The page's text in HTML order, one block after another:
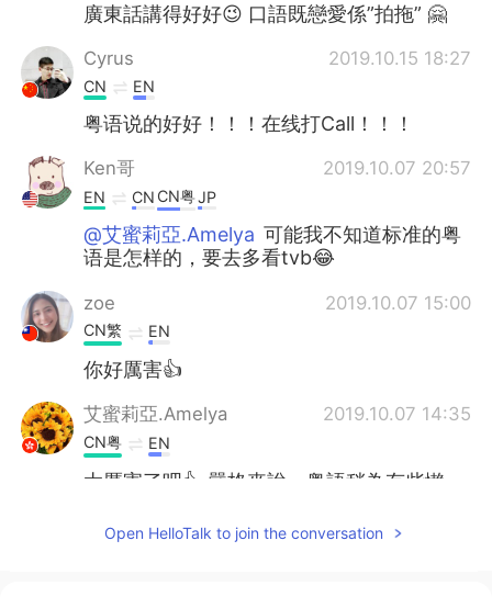
廣東話講得好好😉 口語既戀愛係”拍拖” 🤗
Cyrus 2019.10.15 18:27
CN EN
粤语说的好好！！！在线打Call！！！
Ken哥 2019.10.07 20:57
EN CN CN粤JP
@艾蜜莉亞.Amelya 可能我不知道标准的粤
语是怎样的，要去多看tvb😂
zoe 2019.10.07 15:00
CN繁 EN
你好厲害👍
艾蜜莉亞.Amelya 2019.10.07 14:35
CN粤 EN
太厲害了吧👍 嚴格來說，粤語稍為有些懶
加油！
Open HelloTalk to join the conversation